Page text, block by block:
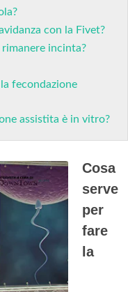
con la Fivet?
incinta?
fecondazione
assistita è in vitro?
Cosa
serve
per
fare
la